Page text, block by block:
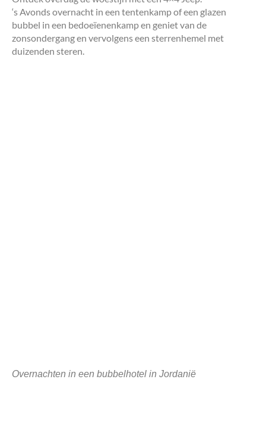
‘s Avonds overnacht in een tentenkamp of een glazen
bubbel in een bedoeïenenkamp en geniet van de
zonsondergang en vervolgens een sterrenhemel met
duizenden steren.
Overnachten in een bubbelhotel in Jordanië